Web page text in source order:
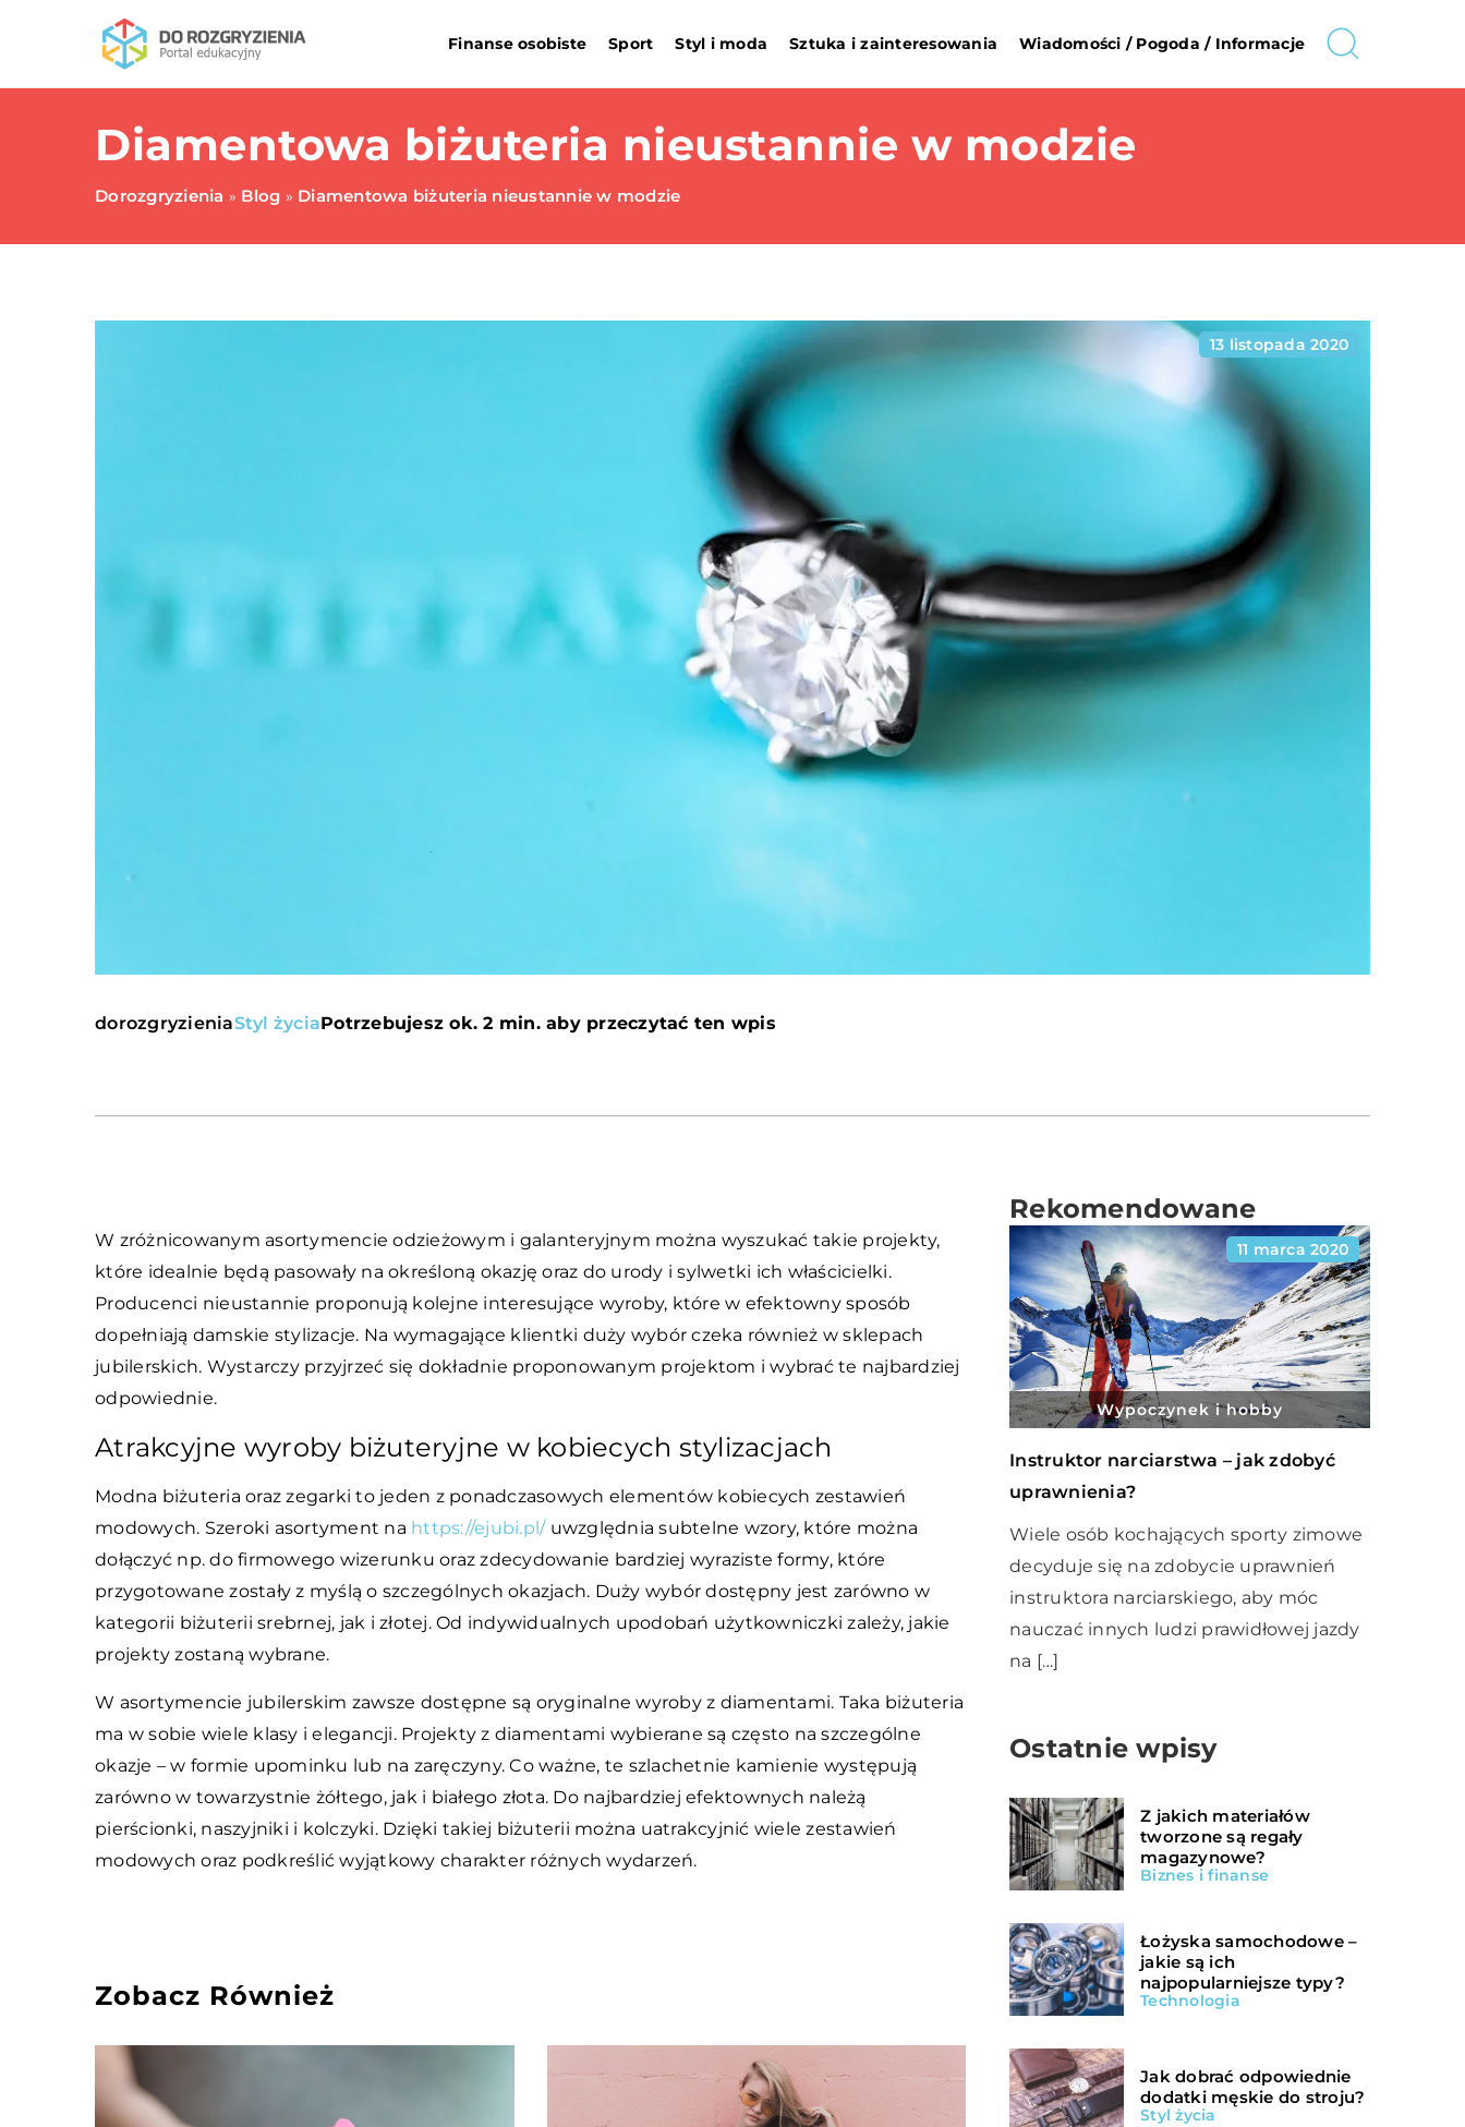
Finanse osobiste Sport Styl i moda Sztuka i zainteresowania Wiadomości / Pogoda / Informacje
Diamentowa biżuteria nieustannie w modzie
Dorozgryzienia » Blog » Diamentowa biżuteria nieustannie w modzie
13 listopada 2020
dorozgryzieniaStyl życiaPotrzebujesz ok. 2 min. aby przeczytać ten wpis
W zróżnicowanym asortymencie odzieżowym i galanteryjnym można wyszukać takie projekty,
które idealnie będą pasowały na określoną okazję oraz do urody i sylwetki ich właścicielki.
Producenci nieustannie proponują kolejne interesujące wyroby, które w efektowny sposób
dopełniają damskie stylizacje. Na wymagające klientki duży wybór czeka również w sklepach
jubilerskich. Wystarczy przyjrzeć się dokładnie proponowanym projektom i wybrać te najbardziej
odpowiednie.
Atrakcyjne wyroby biżuteryjne w kobiecych stylizacjach
Modna biżuteria oraz zegarki to jeden z ponadczasowych elementów kobiecych zestawień
modowych. Szeroki asortyment na https://ejubi.pl/uwzględnia subtelne wzory, które można
dołączyć np. do firmowego wizerunku oraz zdecydowanie bardziej wyraziste formy, które
przygotowane zostały z myślą o szczególnych okazjach. Duży wybór dostępny jest zarówno w
kategorii biżuterii srebrnej, jak i złotej. Od indywidualnych upodobań użytkowniczki zależy, jakie
projekty zostaną wybrane.
W asortymencie jubilerskim zawsze dostępne są oryginalne wyroby z diamentami. Taka biżuteria
ma w sobie wiele klasy i elegancji. Projekty z diamentami wybierane są często na szczególne
okazje – w formie upominku lub na zaręczyny. Co ważne, te szlachetnie kamienie występują
zarówno w towarzystnie żółtego, jak i białego złota. Do najbardziej efektownych należą
pierścionki, naszyjniki i kolczyki. Dzięki takiej biżuterii można uatrakcyjnić wiele zestawień
modowych oraz podkreślić wyjątkowy charakter różnych wydarzeń.
Zobacz Również
Rekomendowane
11 marca 2020
Wypoczynek i hobby
Instruktor narciarstwa – jak zdobyć
uprawnienia?
Wiele osób kochających sporty zimowe
decyduje się na zdobycie uprawnień
instruktora narciarskiego, aby móc
nauczać innych ludzi prawidłowej jazdy
na […]
Ostatnie wpisy
Z jakich materiałów
tworzone są regały
magazynowe?
Biznes i finanse
Łożyska samochodowe –
jakie są ich
najpopularniejsze typy?
Technologia
Jak dobrać odpowiednie
dodatki męskie do stroju?
Styl życia